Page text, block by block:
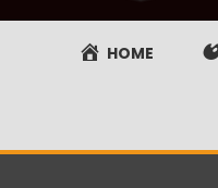
Het meest
HOME